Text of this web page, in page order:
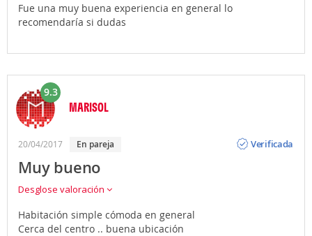
Fue una muy buena experiencia en general lo
recomendaría si dudas
9.3
MARISOL
20/04/2017 en pareja
Verificada
Muy bueno
Desglose valoración
Habitación simple cómoda en general
Cerca del centro .. buena ubicación